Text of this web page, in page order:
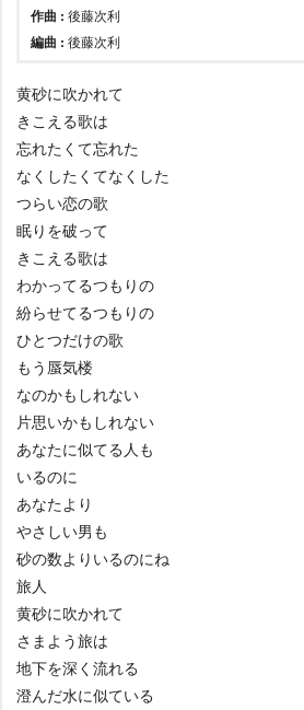
作曲 : 後藤次利
編曲 : 後藤次利
黄砂に吹かれて
きこえる歌は
忘れたくて忘れた
なくしたくてなくした
つらい恋の歌
眠りを破って
きこえる歌は
わかってるつもりの
紛らせてるつもりの
ひとつだけの歌
もう蜃気楼
なのかもしれない
片思いかもしれない
あなたに似てる人も
いるのに
あなたより
さしい男も
砂の数よりいるのにね
旅人
黄砂に吹かれて
さまよう旅は
地下を深く流れる
澄んだ水に似ている